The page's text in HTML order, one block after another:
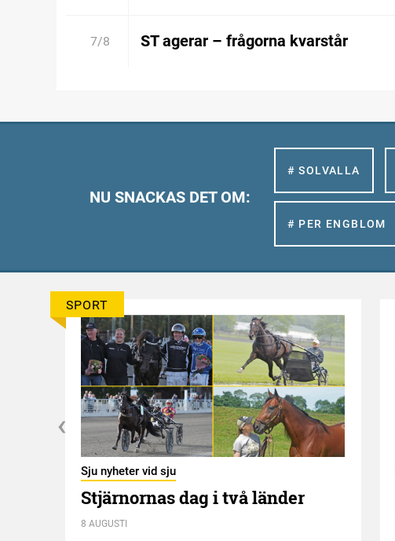
7/8 ST agerar – frågorna kvarstår
NU SNACKAS DET OM:
# SOLVALLA
# PER ENGBLOM
SPORT
Sju nyheter vid sju
Stjärnornas dag i två länder
8 AUGUSTI